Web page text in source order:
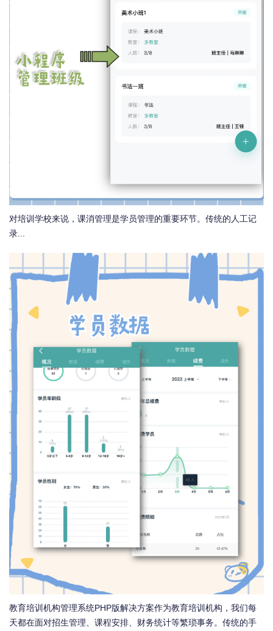
对培训学校来说，课消管理是学员管理的重要环节。传统的人工记
录...
教育培训机构管理系统PHP版解决方案作为教育培训机构，我们每
天都在面对招生管理、课程安排、财务统计等繁琐事务。传统的手